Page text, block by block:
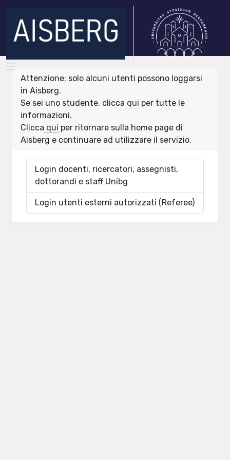
Attenzione: solo alcuni utenti possono loggarsi
in Aisberg.
Se sei uno studente, clicca qui per tutte le
informazioni.
Clicca qui per ritornare sulla home page di
Aisberg e continuare ad utilizzare il servizio.
Login docenti, ricercatori, assegnisti,
dottorandi e staff Unibg
Login utenti esterni autorizzati (Referee)